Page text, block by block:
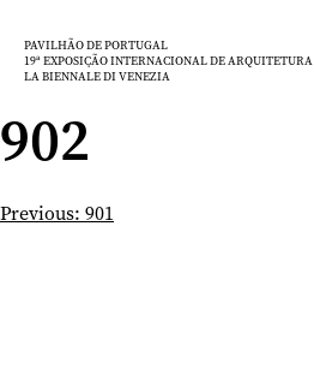
paraPAVILHÃO DE PORTUGAL
19ª EXPOSIÇÃO INTERNACIONAL DE ARQUITETURA
LA BIENNALE DI VENEZIA
902
Navegação
Previous: 901